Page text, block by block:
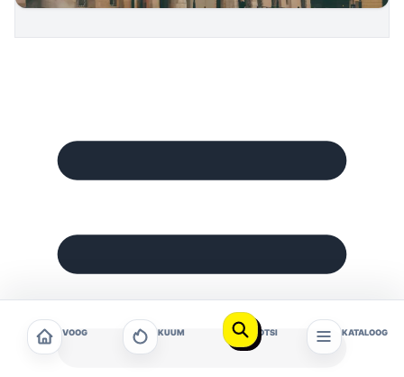
VOOG KUUM OTSI KATALOOG